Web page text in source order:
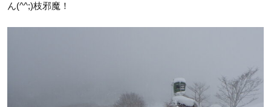
ん(^^;)枝邪魔！